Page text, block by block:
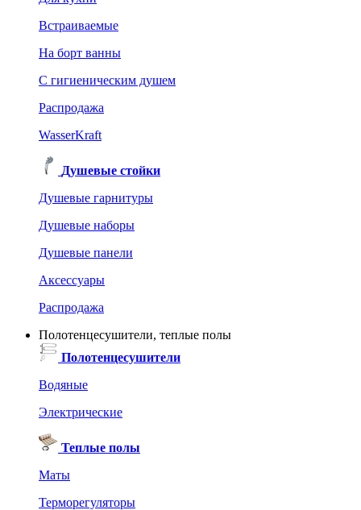
Встраиваемые
На борт ванны
C гигиеническим душем
Распродажа
WasserKraft
Душевые стойки
Душевые гарнитуры
Душевые наборы
Душевые панели
Аксессуары
Распродажа
Полотенцесушители, теплые полы
Полотенцесушители
Водяные
Электрические
Теплые полы
Маты
Терморегуляторы